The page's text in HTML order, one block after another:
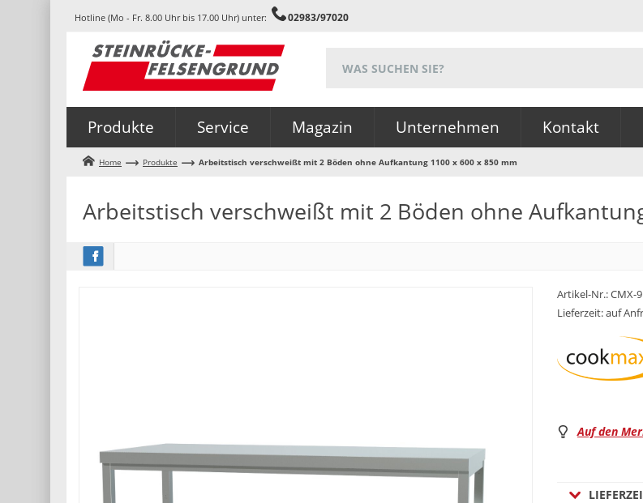
Hotline (Mo - Fr. 8.00 Uhr bis 17.00 Uhr) unter: 02983/97020
Produkte Service Magazin Unternehmen Kontakt
Home Produkte Arbeitstisch verschweißt mit 2 Böden ohne Aufkantung 1100 x 600 x 850 mm
Arbeitstisch verschweißt mit 2 Böden ohne
Artikel-Nr.:CMX-
Lieferzeit: auf
Auf den